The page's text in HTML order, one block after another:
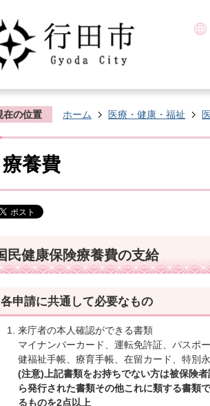
在の位置 ホーム 医療・健康・福祉
療養費
民健康保険療養費の支給
各申請に共通して必要なもの
来庁者の本人確認ができる書類
マイナンバーカード、運転免許証、パスポ
健福祉手帳、療育手帳、在留カード、特別
(注意)上記書類をお持ちでない方は被保険
ら発行された書類その他これに類する書類
るものを2点以上